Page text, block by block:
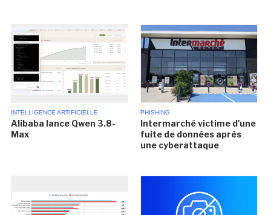
INTELLIGENCE ARTIFICIELLE
Alibaba lance Qwen 3.8-
Max
PHISHING
Intermarché victime d'une
fuite de données après
une cyberattaque